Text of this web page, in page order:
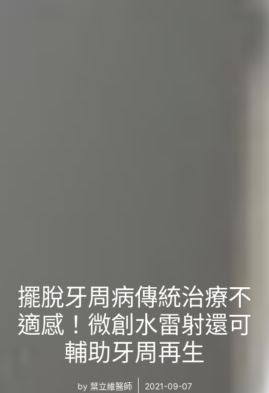
擺脫牙周病傳統治療不
適感！微創水雷射還可
輔助牙周再生
by 葉立維醫師 2021-09-07